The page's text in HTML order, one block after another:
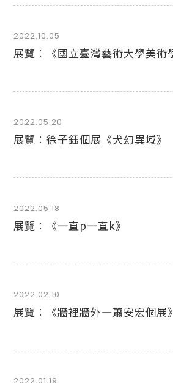
2022.10.05
2022.05.20
展覽︰徐子鈺個展《犬幻異域》
2022.05.18
展覽︰《一直p一直k》
2022.02.10
展覽︰《牆裡牆外—蕭安宏個展》
2022.01.19